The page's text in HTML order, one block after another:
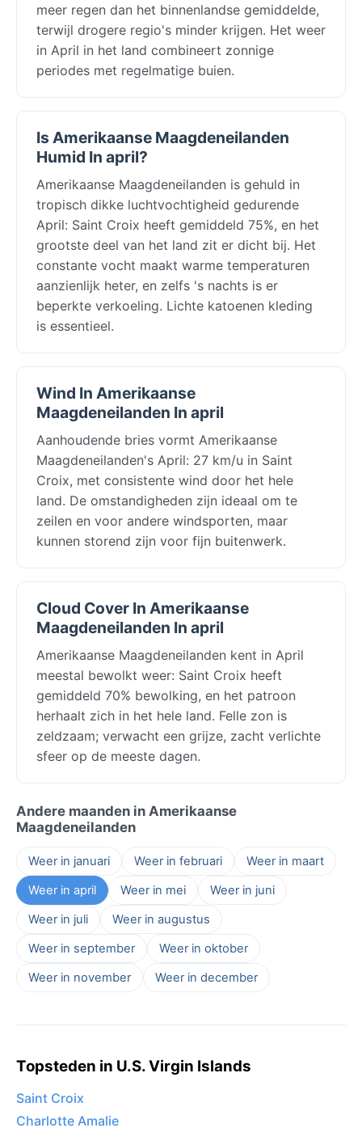
meer regen dan het binnenlandse gemiddelde,
terwijl drogere regio's minder krijgen. Het weer
in April in het land combineert zonnige
periodes met regelmatige buien.
Is Amerikaanse Maagdeneilanden
Humid In april?
Amerikaanse Maagdeneilanden is gehuld in
tropisch dikke luchtvochtigheid gedurende
April: Saint Croix heeft gemiddeld 75%, en het
grootste deel van het land zit er dicht bij. Het
constante vocht maakt warme temperaturen
aanzienlijk heter, en zelfs 's nachts is er
beperkte verkoeling. Lichte katoenen kleding
is essentieel.
Wind In Amerikaanse
Maagdeneilanden In april
Aanhoudende bries vormt Amerikaanse
Maagdeneilanden's April: 27 km/u in Saint
Croix, met consistente wind door het hele
land. De omstandigheden zijn ideaal om te
zeilen en voor andere windsporten, maar
kunnen storend zijn voor fijn buitenwerk.
Cloud Cover In Amerikaanse
Maagdeneilanden In april
Amerikaanse Maagdeneilanden kent in April
meestal bewolkt weer: Saint Croix heeft
gemiddeld 70% bewolking, en het patroon
herhaalt zich in het hele land. Felle zon is
zeldzaam; verwacht een grijze, zacht verlichte
sfeer op de meeste dagen.
Andere maanden in Amerikaanse
Maagdeneilanden
Weer in januari Weer in februari
Weer in maart
Weer in april
Weer in mei
Weer in juni
Weer in juli
Weer in augustus
Weer in september
Weer in oktober
Weer in november
Weer in december
Topsteden in U.S. Virgin Islands
Saint Croix
Charlotte Amalie